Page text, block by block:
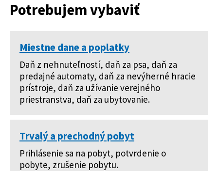
Potrebujem vybaviť
Miestne dane a poplatky
Daň z nehnuteľností, daň za psa, daň za
predajné automaty, daň za nevýherné hracie
prístroje, daň za užívanie verejného
priestranstva, daň za ubytovanie.
Trvalý a prechodný pobyt
Prihlásenie sa na pobyt, potvrdenie o
pobyte, zrušenie pobytu.